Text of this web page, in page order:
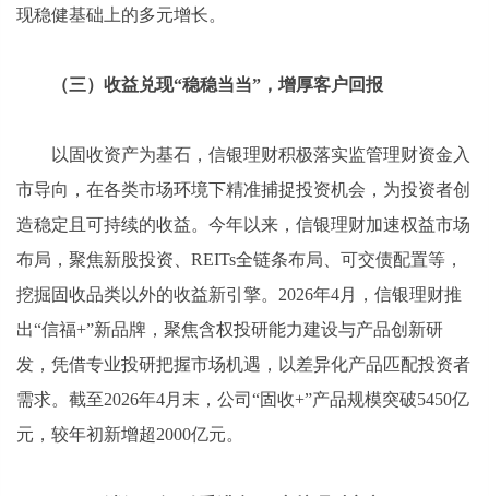
现稳健基础上的多元增长。
（三）收益兑现“稳稳当当”，增厚客户回报
以固收资产为基石，信银理财积极落实监管理财资金入
市导向，在各类市场环境下精准捕捉投资机会，为投资者创
造稳定且可持续的收益。今年以来，信银理财加速权益市场
布局，聚焦新股投资、REITs全链条布局、可交债配置等，
挖掘固收品类以外的收益新引擎。2026年4月，信银理财推
出“信福+”新品牌，聚焦含权投研能力建设与产品创新研
发，凭借专业投研把握市场机遇，以差异化产品匹配投资者
需求。截至2026年4月末，公司“固收+”产品规模突破5450亿
元，较年初新增超2000亿元。